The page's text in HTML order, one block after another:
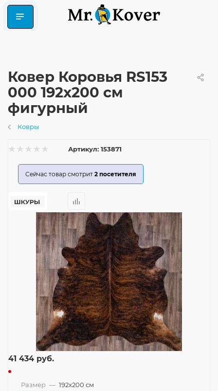
Ковер Коровья RS153
000 192x200 см
фигурный
Ковры
Артикул: 153871
Сейчас товар смотрит 2 посетителя
41 434 руб.
Размер — 192x200 см